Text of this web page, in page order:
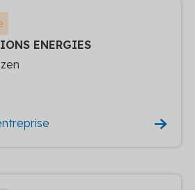
ENERGIES